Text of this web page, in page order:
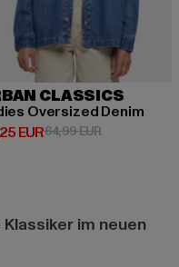
EUR
CLASSICS
Oversized Denim
EURPreis: 29,25 EUR
64,99 EURAktionspreis:
im neuen